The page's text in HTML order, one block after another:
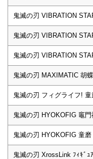
鬼滅の刃 VIBRATION
鬼滅の刃 VIBRATION
鬼滅の刃 VIBRATION
鬼滅の刃 MAXIMATIC 胡
鬼滅の刃 フィグライフ! 童
鬼滅の刃 HYOKOFIG 竈
鬼滅の刃 HYOKOFIG 童磨
鬼滅の刃 XrossLink ﾌｨｷﾞ